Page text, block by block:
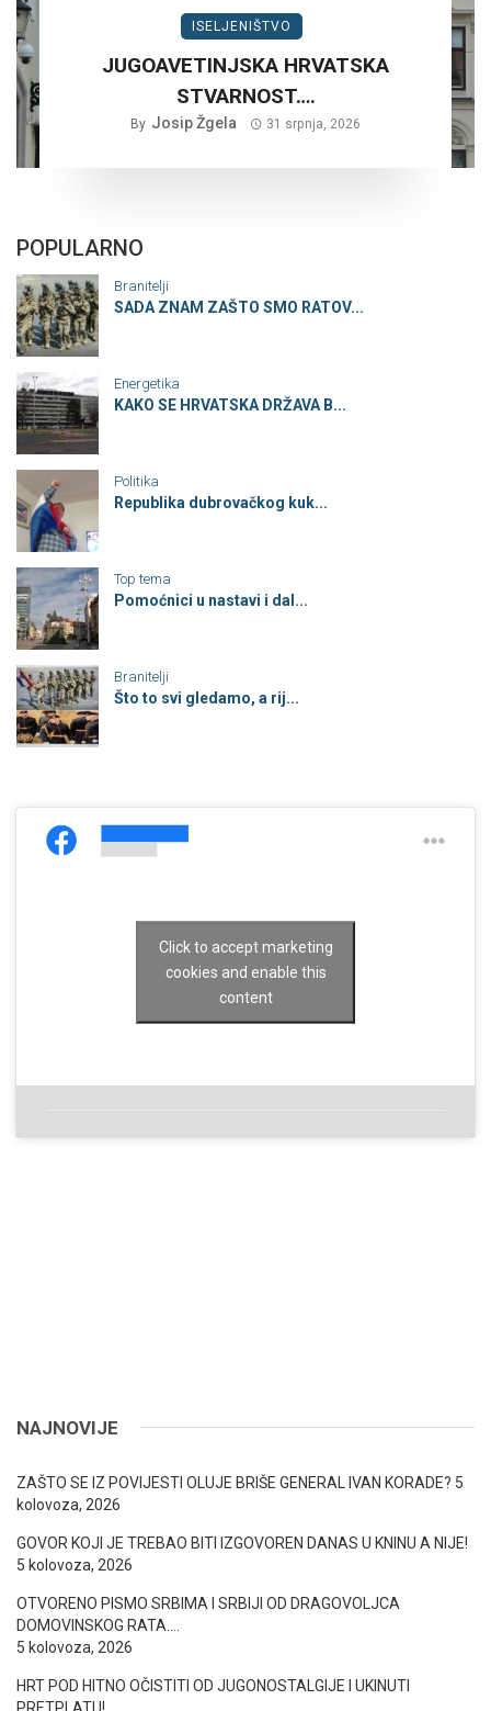
ISELJENIŠTVO
JUGOAVETINJSKA HRVATSKA
STVARNOST….
By Josip Žgela 31 srpnja, 2026
POPULARNO
Branitelji
SADA ZNAM ZAŠTO SMO RATOV...
Energetika
KAKO SE HRVATSKA DRŽAVA B...
Politika
Republika dubrovačkog kuk...
Top tema
Pomoćnici u nastavi i dal...
Branitelji
Što to svi gledamo, a rij...
Click to accept marketing
cookies and enable this
content
NAJNOVIJE
ZAŠTO SE IZ POVIJESTI OLUJE BRIŠE GENERAL IVAN KORADE? 5
kolovoza, 2026
GOVOR KOJI JE TREBAO BITI IZGOVOREN DANAS U KNINU A NIJE!
5 kolovoza, 2026
OTVORENO PISMO SRBIMA I SRBIJI OD DRAGOVOLJCA
DOMOVINSKOG RATA….
5 kolovoza, 2026
HRT POD HITNO OČISTITI OD JUGONOSTALGIJE I UKINUTI